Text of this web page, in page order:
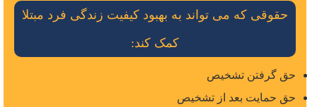
حقوقی که می تواند به بهبود کیفیت زندگی فرد مبتلا
کمک کند:
حق گرفتن تشخیص
حق حمایت بعد از تشخیص